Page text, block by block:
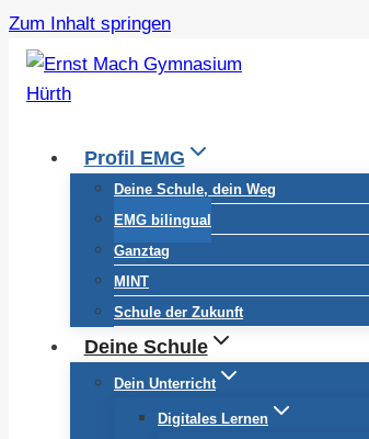
Zum Inhalt springen
Profil EMG
Deine Schule, dein Weg
EMG bilingual
Ganztag
MINT
Schule der Zukunft
Deine Schule
Dein Unterricht
Digitales Lernen